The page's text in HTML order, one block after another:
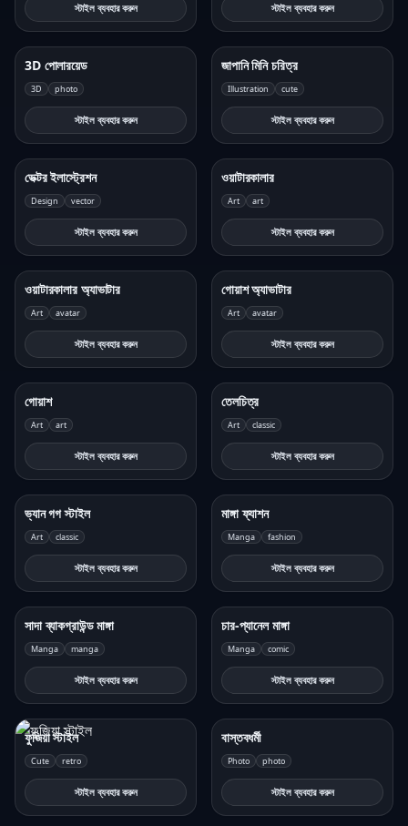
স্টাইল ব্যবহার করুন স্টাইল ব্যবহার করুন
3D পোলারয়েড
3D photo
স্টাইল ব্যবহার করুন
জাপানি মিনি চরিত্র
Illustration cute
স্টাইল ব্যবহার করুন
ভেক্টর ইলাস্ট্রেশন
Design vector
স্টাইল ব্যবহার করুন
ওয়াটারকালার
Art art
স্টাইল ব্যবহার করুন
ওয়াটারকালার অ্যাভাটার
Art avatar
স্টাইল ব্যবহার করুন
গোয়াশ অ্যাভাটার
Art avatar
স্টাইল ব্যবহার করুন
গোয়াশ
Art art
স্টাইল ব্যবহার করুন
তেলচিত্র
Art classic
স্টাইল ব্যবহার করুন
ভ্যান গগ স্টাইল
Art classic
স্টাইল ব্যবহার করুন
মাঙ্গা ফ্যাশন
Manga fashion
স্টাইল ব্যবহার করুন
সাদা ব্যাকগ্রাউন্ড মাঙ্গা
Manga manga
স্টাইল ব্যবহার করুন
চার-প্যানেল মাঙ্গা
Manga comic
স্টাইল ব্যবহার করুন
ফুজিয়া স্টাইল
Cute retro
স্টাইল ব্যবহার করুন
বাস্তবধর্মী
Photo photo
স্টাইল ব্যবহার করুন